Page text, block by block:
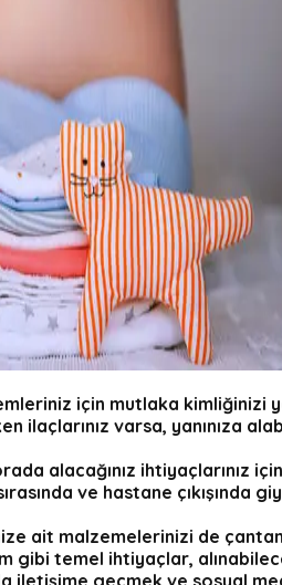
için mutlaka kimliğinizi
ilaçlarınız varsa,
alacağınız ihtiyaçlarınız
ve hastane
ait malzemelerinizi de
gibi temel ihtiyaçlar,
iletişime geçmek ve sosyal